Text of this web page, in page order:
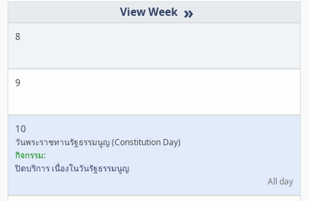
»
8
9
10
วันพระราชทานรัฐธรรมนูญ (Constitution Day)
กิจกรรม:
ปิดบริการ เนื่องในวันรัฐธรรมนูญ
All day